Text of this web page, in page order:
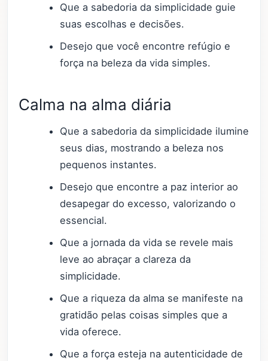
Que a sabedoria da simplicidade guie
suas escolhas e decisões.
Desejo que você encontre refúgio e
força na beleza da vida simples.
Calma na alma diária
Que a sabedoria da simplicidade ilumine
seus dias, mostrando a beleza nos
pequenos instantes.
Desejo que encontre a paz interior ao
desapegar do excesso, valorizando o
essencial.
Que a jornada da vida se revele mais
leve ao abraçar a clareza da
simplicidade.
Que a riqueza da alma se manifeste na
gratidão pelas coisas simples que a
vida oferece.
Que a força esteja na autenticidade de